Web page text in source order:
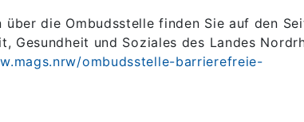
über die Ombudsstelle finden Sie auf den
Gesundheit und Soziales des Landes
ombudsstelle-barrierefreie-